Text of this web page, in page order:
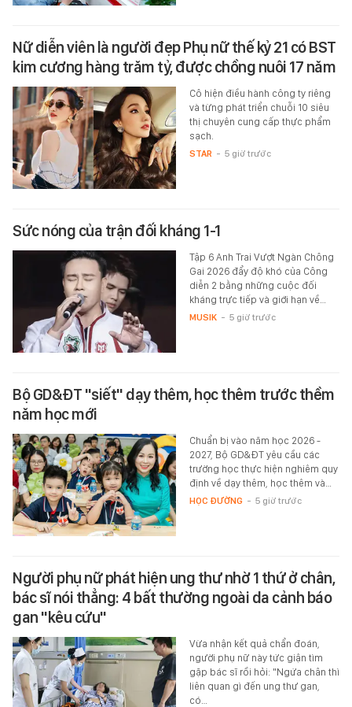
Nữ diễn viên là người đẹp Phụ nữ thế kỷ 21 có BST
kim cương hàng trăm tỷ, được chồng nuôi 17 năm
Cô hiện điều hành công ty riêng
và từng phát triển chuỗi 10 siêu
thị chuyên cung cấp thực phẩm
sạch.
STAR - 5 giờ trước
Sức nóng của trận đối kháng 1-1
Tập 6 Anh Trai Vượt Ngàn Chông
Gai 2026 đẩy độ khó của Công
diễn 2 bằng những cuộc đối
kháng trực tiếp và giới hạn về…
MUSIK - 5 giờ trước
Bộ GD&ĐT "siết" dạy thêm, học thêm trước thềm
năm học mới
Chuẩn bị vào năm học 2026 -
2027, Bộ GD&ĐT yêu cầu các
trường học thực hiện nghiêm quy
định về dạy thêm, học thêm và…
HỌC ĐƯỜNG - 5 giờ trước
Người phụ nữ phát hiện ung thư nhờ 1 thứ ở chân,
bác sĩ nói thẳng: 4 bất thường ngoài da cảnh báo
gan "kêu cứu"
Vừa nhận kết quả chẩn đoán,
người phụ nữ này tức giận tìm
gặp bác sĩ rồi hỏi: "Ngứa chân thì
liên quan gì đến ung thư gan,
có…